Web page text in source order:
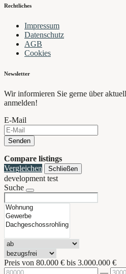
Rechtliches
Impressum
Datenschutz
AGB
Cookies
Newsletter
Wir informieren Sie gerne über
anmelden!
E-Mail
Senden
Compare listings
Vergleichen
Schließen
development test
Suche
Preis von 80.000 € bis 3.000.000 €
—